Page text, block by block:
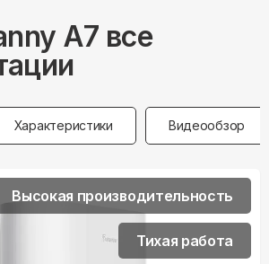
A7 все
Характеристики Видеообзор
Высокая производительность
Тихая работа